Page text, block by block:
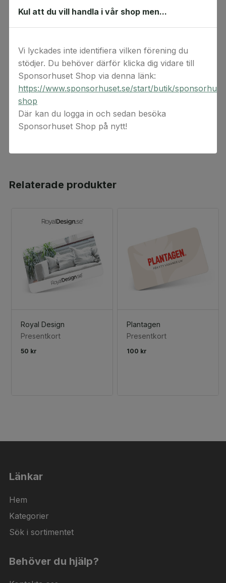
vardag. Hos oss hittar du multifunktionella, prisvärda
och designade produkter för hem och arbetsplats, i
naturliga färger och material.
Presentkortet kan endast användas i Granits fysiska
butiker.
Detta är en digital produkt. Digital(a) värdekod(er)
levereras via e-post. Observera att ångerrätten inte
gäller för beställningar av digital(a) värdekod(er) då
koderna anses förbrukade vid köptillfället.
Relaterade produkter
Royal Design
Presentkort
50 kr
Plantagen
Presentkort
100 kr
Länkar
Hem
Kategorier
Sök i sortimentet
Behöver du hjälp?
Kul att du vill handla i vår shop men...
Vi lyckades inte identifiera vilken förening du
stödjer. Du behöver därför klicka dig vidare till
Sponsorhuset Shop via denna länk:
https://www.sponsorhuset.se/start/butik/
shop
Där kan du logga in och sedan besöka
Sponsorhuset Shop på nytt!